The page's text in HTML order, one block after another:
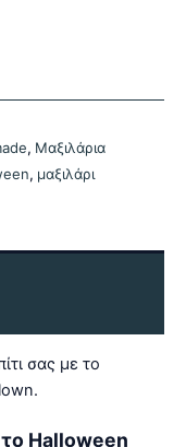
, Μαξιλάρια
, μαξιλάρι
σας με το
Halloween